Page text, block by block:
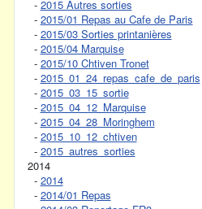
- 2015 Autres sorties
- 2015/01 Repas au Cafe de Paris
- 2015/03 Sorties printanières
- 2015/04 Marquise
- 2015/10 Chtiven Tronet
- 2015_01_24_repas_cafe_de_paris
- 2015_03_15_sortie
- 2015_04_12_Marquise
- 2015_04_28_Moringhem
- 2015_10_12_chtiven
- 2015_autres_sorties
2014
- 2014
- 2014/01 Repas